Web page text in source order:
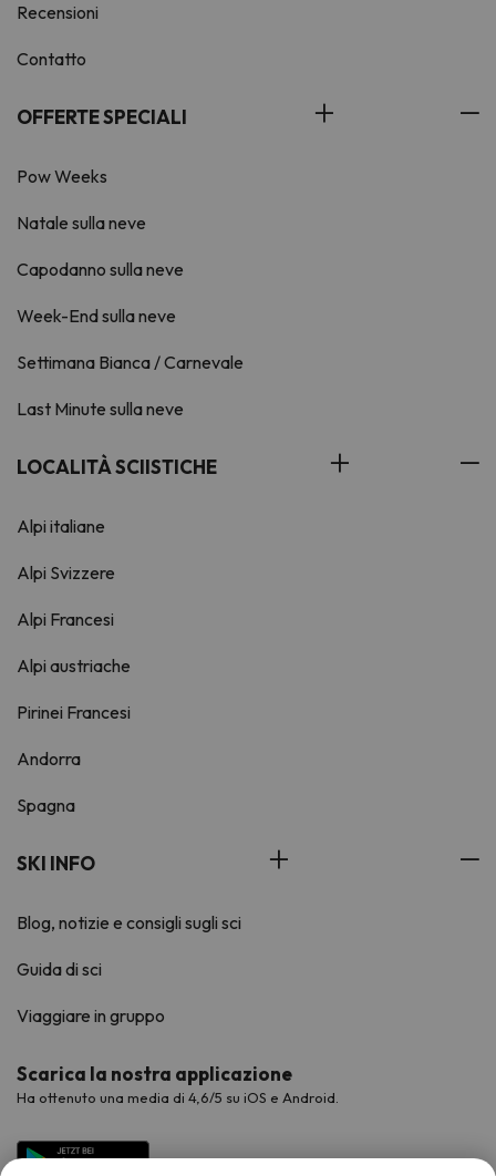
Recensioni
Contatto
OFFERTE SPECIALI
Pow Weeks
Natale sulla neve
Capodanno sulla neve
Week-End sulla neve
Settimana Bianca / Carnevale
Last Minute sulla neve
LOCALITÀ SCIISTICHE
Alpi italiane
Alpi Svizzere
Alpi Francesi
Alpi austriache
Pirinei Francesi
Andorra
Spagna
SKI INFO
Blog, notizie e consigli sugli sci
Guida di sci
Viaggiare in gruppo
Scarica la nostra applicazione
Ha ottenuto una media di 4,6/5 su iOS e Android.